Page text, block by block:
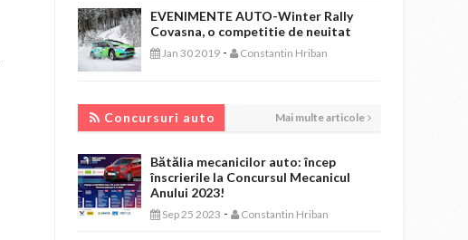
EVENIMENTE AUTO-Winter Rally
Covasna, o competitie de neuitat
Jan 30 2019 - Constantin Hriban
Concursuri auto Mai multe articole
Bătălia mecanicilor auto: încep
înscrierile la Concursul Mecanicul
Anului 2023!
Sep 25 2023 - Constantin Hriban